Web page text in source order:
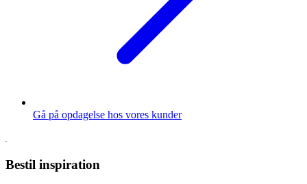
Gå på opdagelse hos vores kunder
Bestil inspiration